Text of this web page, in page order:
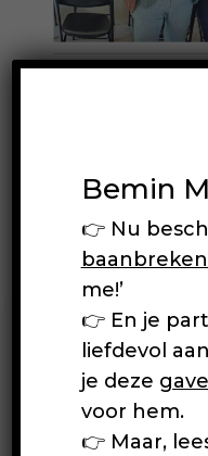
Bemin
👉 Nu
me!’
👉 En je
liefdevol
je deze
voor hem.
👉 Maar,